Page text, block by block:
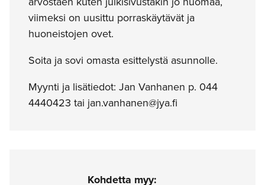
viimeksi on uusittu porraskäytävät ja
huoneistojen ovet.
Soita ja sovi omasta esittelystä asunnolle.
Myynti ja lisätiedot: Jan Vanhanen p. 044
4440423 tai jan.vanhanen@jya.fi
Kohdetta myy: